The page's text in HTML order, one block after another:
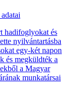
hadifoglyokat és
nyilvántartásba
egy-két napon
és megküldték a
a Magyar
munkatársai